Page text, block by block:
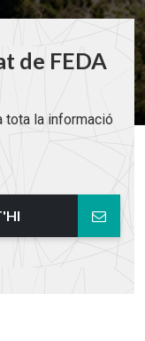
de FEDA
tota la informació